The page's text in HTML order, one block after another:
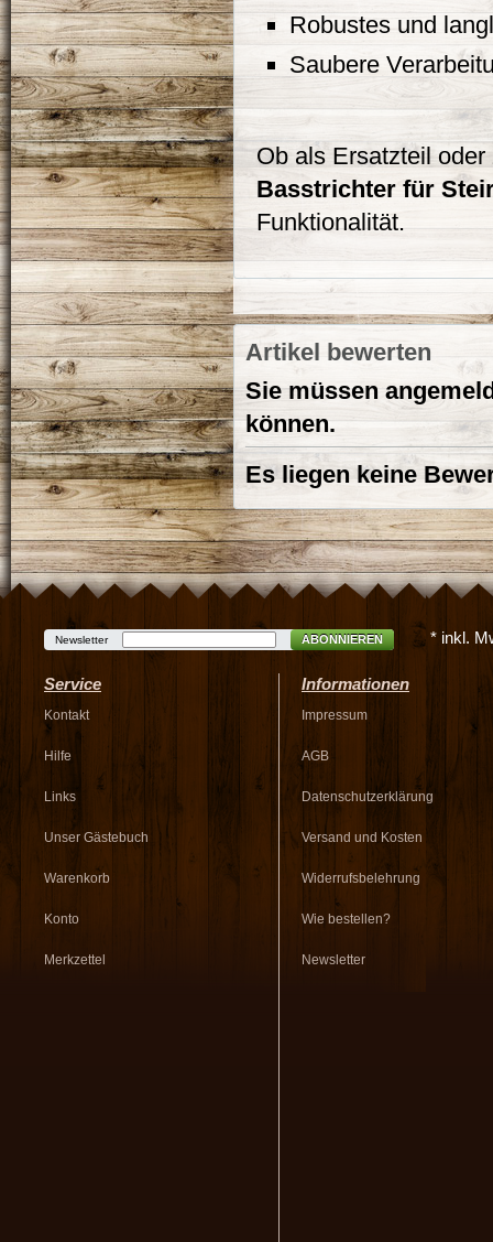
Robustes und
Saubere
Ob als Ersatzteil
Basstrichter für
Funktionalität.
Artikel bewerten
Sie müssen
können.
Es liegen keine
Newsletter ABONNIEREN * inkl.
Service
Kontakt
Hilfe
Links
Unser Gästebuch
Warenkorb
Konto
Merkzettel
Informationen
Impressum
AGB
Datenschutzerklärung
Versand und Kosten
Widerrufsbelehrung
Wie bestellen?
Newsletter